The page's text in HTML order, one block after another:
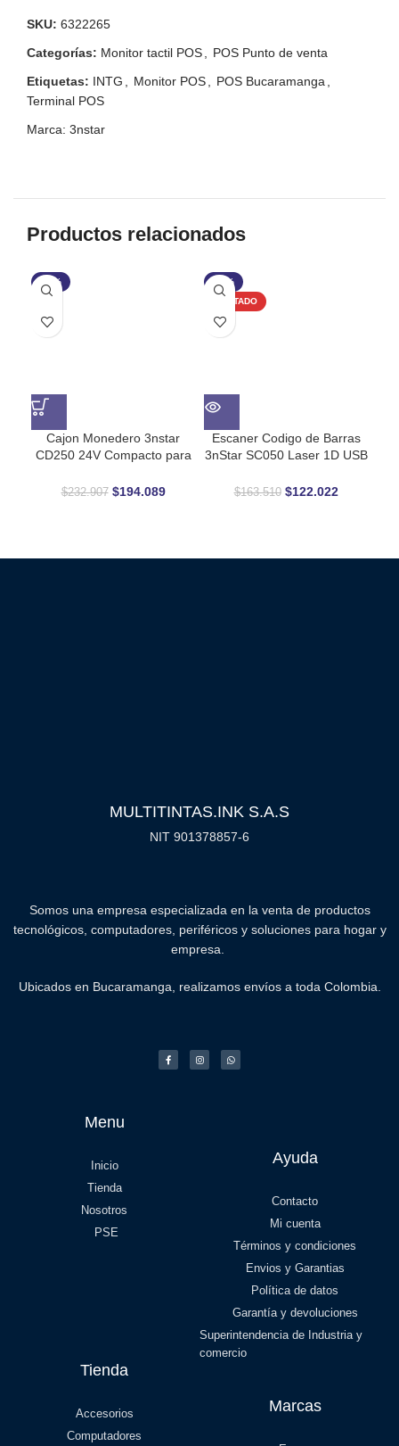
SKU: 6322265
Categorías: Monitor tactil POS, POS Punto de venta
Etiquetas: INTG , Monitor POS, POS Bucaramanga,
Terminal POS
Marca: 3nstar
Productos relacionados
-17%
Cajon Monedero 3nstar
CD250 24V Compacto para
$232.907 $194.089
-25%
AGOTADO
Escaner Codigo de Barras
3nStar SC050 Laser 1D USB
$163.510 $122.022
MULTITINTAS.INK S.A.S
NIT 901378857-6
Somos una empresa especializada en la venta de productos
tecnológicos, computadores, periféricos y soluciones para hogar y
empresa.
Ubicados en Bucaramanga, realizamos envíos a toda Colombia.
Menu
Inicio
Tienda
Nosotros
PSE
Ayuda
Contacto
Mi cuenta
Términos y condiciones
Envios y Garantias
Política de datos
Garantía y devoluciones
Superintendencia de Industria y
comercio
Tienda
Accesorios
Computadores
Marcas